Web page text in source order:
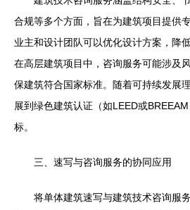
合规等多个方面，旨在为建筑项目提供
业主和设计团队可以优化设计方案，降
在高层建筑项目中，咨询服务可能涉及
保建筑符合国家标准。随着可持续发展
展到绿色建筑认证（如LEED或
标。
三、速写与咨询服务的协同应用
将单体建筑速写与建筑技术咨询服